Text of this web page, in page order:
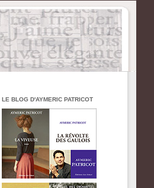
LE BLOG D'AYMERIC PATRICOT